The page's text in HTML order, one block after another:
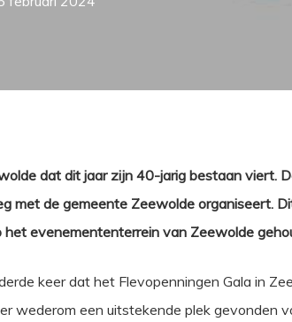
dat dit jaar zijn 40-jarig bestaan viert.
met de gemeente Zeewolde organiseert.
evenemententerrein van Zeewolde
keer dat het Flevopenningen Gala in
wederom een uitstekende plek gevonden